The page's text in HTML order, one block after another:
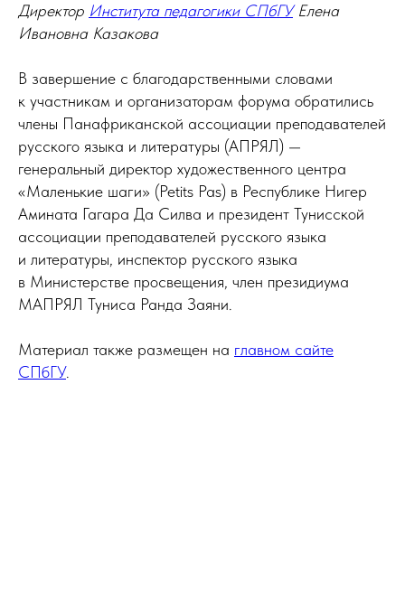
Директор Института педагогики СПбГУЕлена
Ивановна Казакова
В завершение с благодарственными словами
к участникам и организаторам форума обратились
члены Панафриканской ассоциации преподавателей
русского языка и литературы (АПРЯЛ) —
генеральный директор художественного центра
«Маленькие шаги» (Petits Pas) в Республике Нигер
Амината Гагара Да Силва и президент Тунисской
ассоциации преподавателей русского языка
и литературы, инспектор русского языка
в Министерстве просвещения, член президиума
МАПРЯЛ Туниса Ранда Заяни.
Материал также размещен на главном сайте
СПбГУ.